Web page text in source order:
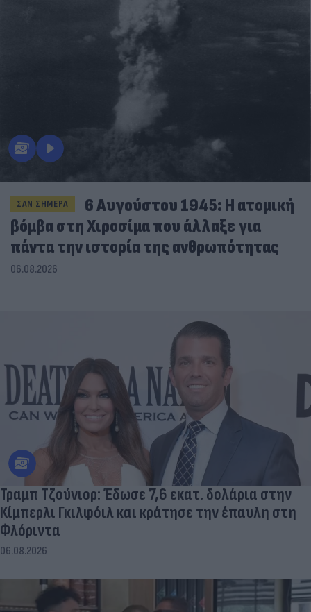
ΣΑΝ ΣΗΜΕΡΑ
6 Αυγούστου 1945: Η ατομική
βόμβα στη Χιροσίμα που άλλαξε για
πάντα την ιστορία της ανθρωπότητας
06.08.2026
Τραμπ Τζούνιορ: Έδωσε 7,6 εκατ. δολάρια στην
Κίμπερλι Γκιλφόιλ και κράτησε την έπαυλη στη
Φλόριντα
06.08.2026